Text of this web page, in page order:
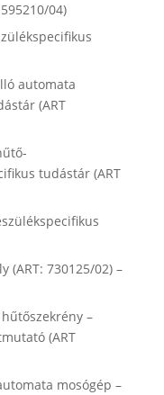
04)
automata
(ART
tudástár (ART
(ART: 730125/02) –
–
(ART
mosógép –